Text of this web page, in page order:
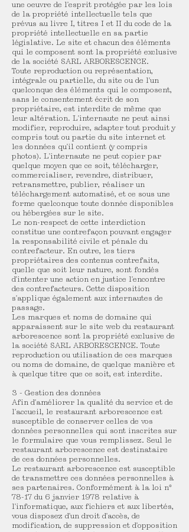
une oeuvre de l'esprit protégée par les lois
de la propriété intellectuelle tels que
prévus au livre I, titres I et II du code de la
propriété intellectuelle en sa partie
législative. Le site et chacun des éléments
qui le composent sont la propriété exclusive
de la société SARL ARBORESCENCE.
Toute reproduction ou représentation,
intégrale ou partielle, du site ou de l'un
quelconque des éléments qui le composent,
sans le consentement écrit de son
propriétaire, est interdite de même que
leur altération. L'internaute ne peut ainsi
modifier, reproduire, adapter tout produit y
compris tout ou partie du site internet et
les données qu'il contient (y compris
photos). L'internaute ne peut copier par
quelque moyen que ce soit, télécharger,
commercialiser, revendre, distribuer,
retransmettre, publier, réaliser un
téléchargement automatisé, et ce sous une
forme quelconque toute donnée disponibles
ou hébergées sur le site.
Le non-respect de cette interdiction
constitue une contrefaçon pouvant engager
la responsabilité civile et pénale du
contrefacteur. En outre, les tiers
propriétaires des contenus contrefaits,
quelle que soit leur nature, sont fondés
d'intenter une action en justice l'encontre
des contrefacteurs. Cette disposition
s'applique également aux internautes de
passage.
Les marques et noms de domaine qui
apparaissent sur le site web du restaurant
arborescence sont la propriété exclusive de
la société SARL ARBORESCENCE. Toute
reproduction ou utilisation de ces marques
ou noms de domaine, de quelque manière et
à quelque titre que ce soit, est interdite.
3 - Gestion des données
Afin d'améliorer la qualité du service et de
l'accueil, le restaurant arborescence est
susceptible de conserver celles de vos
données personnelles qui sont inscrites sur
le formulaire que vous remplissez. Seul le
restaurant arborescence est destinataire
de ces données personnelles.
Le restaurant arborescence est susceptible
de transmettre ces données personnelles à
ses partenaires. Conformément à la loi n°
78-17 du 6 janvier 1978 relative à
l'informatique, aux fichiers et aux libertés,
vous disposez d'un droit d'accès, de
modification, de suppression et d'opposition